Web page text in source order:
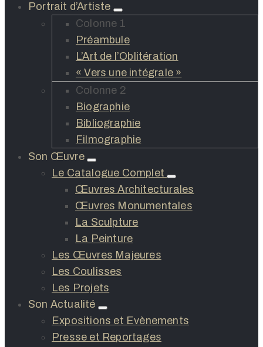
Portrait d’Artiste
Colonne 1
Préambule
L’Art de l’Oblitération
« Vers une intégrale »
Colonne 2
Biographie
Bibliographie
Filmographie
Son Œuvre
Le Catalogue Complet
Œuvres Architecturales
Œuvres Monumentales
La Sculpture
La Peinture
Les Œuvres Majeures
Les Coulisses
Les Projets
Son Actualité
Expositions et Evènements
Presse et Reportages